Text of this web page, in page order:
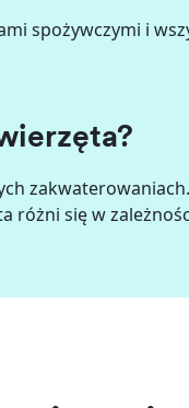
spożywczymi i
różni się w